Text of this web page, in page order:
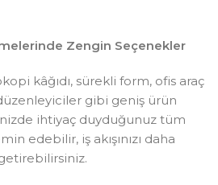
Zengin Seçenekler
kâğıdı, sürekli form, ofis araç
gibi geniş ürün
ihtiyaç duyduğunuz tüm
edebilir, iş akışınızı daha